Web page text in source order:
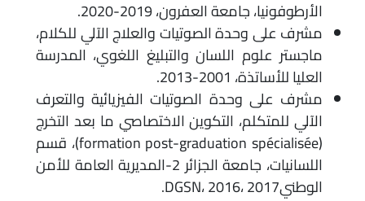
الأرطوفونيا، جامعة العفرون، 2019-2020.
مشرف على وحدة الصوتيات والعلاج الآلي للكلام،
ماجستر علوم اللسان والتبليغ اللغوي، المدرسة
العليا للأساتذة، 2001-2013.
مشرف على وحدة الصوتيات الفيزيائية والتعرف
الآلي للمتكلم، التكوين الاختصاصي ما بعد التخرج
(formation post-graduation spécialisée)، قسم
اللسانيات، جامعة الجزائر 2-المديرية العامة للأمن
الوطنيDGSN، 2016، 2017.